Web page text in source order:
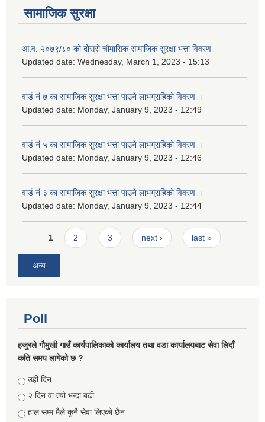
सामाजिक सुरक्षा
आ.व. २०७९/८० को दोस्रो चौमासिक सामाजिक सुरक्षा भत्ता विवरण
Updated date: Wednesday, March 1, 2023 - 15:13
वार्ड नं ७ का सामाजिक सुरक्षा भत्ता पाउने लाभग्राहिको विवरण ।
Updated date: Monday, January 9, 2023 - 12:49
वार्ड नं ५ का सामाजिक सुरक्षा भत्ता पाउने लाभग्राहिको विवरण ।
Updated date: Monday, January 9, 2023 - 12:46
वार्ड नं ३ का सामाजिक सुरक्षा भत्ता पाउने लाभग्राहिको विवरण ।
Updated date: Monday, January 9, 2023 - 12:44
Pages
1 2 3 next › last »
अन्य
Poll
हजुरले गौमुखी गाउँ कार्यपालिकाको कार्यालय तथा वडा कार्यालयबाट सेवा लिदाँ
कति समय लागेको छ ?
Choices
उही दिन
२ दिन वा त्यो भन्दा बढी
हाल सम्म मैले कुनै सेवा लिएको छैन